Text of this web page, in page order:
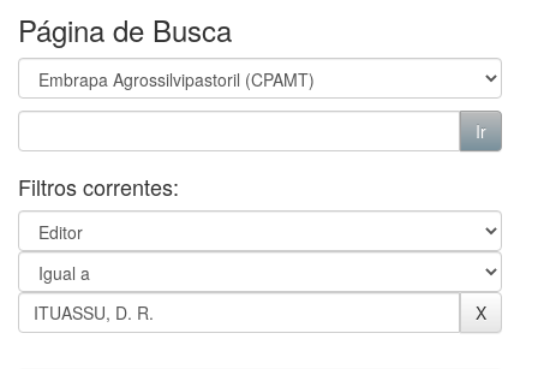
Página de Busca
Filtros correntes: